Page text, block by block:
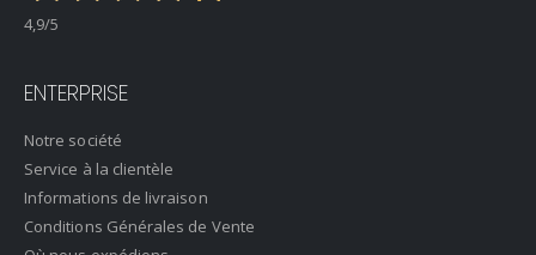
4,9/5
ENTERPRISE
Notre société
Service à la clientèle
Informations de livraison
Conditions Générales de Vente